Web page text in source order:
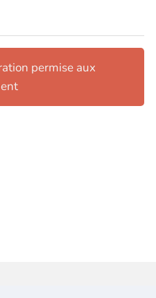
permise aux